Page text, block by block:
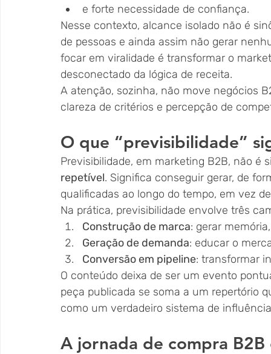
e forte necessidade de confiança.
Nesse contexto, alcance isolado não é
de pessoas e ainda assim não gerar
focar em viralidade é transformar o
desconectado da lógica de receita.
A atenção, sozinha, não move negócios
clareza de critérios e percepção de
O que “previsibilidade”
Previsibilidade, em marketing B2B, não
repetível. Significa conseguir gerar, de
qualificadas ao longo do tempo, em vez
Na prática, previsibilidade envolve três
Construção de marca: gerar
Geração de demanda: educar o
Conversão em pipeline: transformar
O conteúdo deixa de ser um evento
peça publicada se soma a um repertório
como um verdadeiro sistema de
A jornada de compra